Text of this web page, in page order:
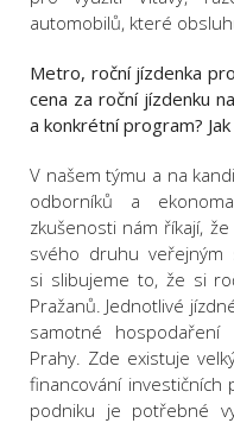
automobilů, které
Metro, roční jízdenka
cena za roční jízdenku
a konkrétní program?
V našem týmu a na
odborníků a
zkušenosti nám říkají,
svého druhu veřejným
si slibujeme to, že si
Pražanů. Jednotlivé
samotné
Prahy. Zde existuje
financování investičních
podniku je potřebné